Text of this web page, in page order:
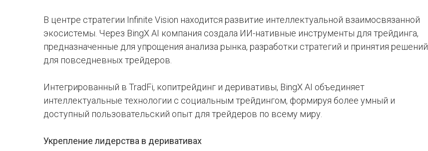
В центре стратегии Infinite Vision находится развитие интеллектуальной взаимосвязанной
экосистемы. Через BingX AI компания создала ИИ-нативные инструменты для трейдинга,
предназначенные для упрощения анализа рынка, разработки стратегий и принятия решений
для повседневных трейдеров.
Интегрированный в TradFi, копитрейдинг и деривативы, BingX AI объединяет
интеллектуальные технологии с социальным трейдингом, формируя более умный и
доступный пользовательский опыт для трейдеров по всему миру.
Укрепление лидерства в деривативах